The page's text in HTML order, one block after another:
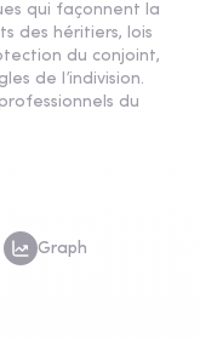
qui façonnent la
des héritiers, lois
du conjoint,
de l’indivision.
du
Graph